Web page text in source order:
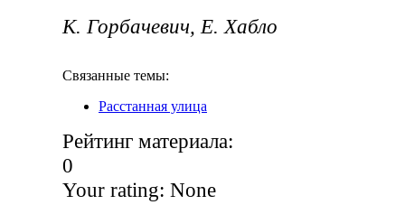
К. Горбачевич, Е. Хабло
Связанные темы:
Расстанная улица
Рейтинг материала:
0
Your rating: None